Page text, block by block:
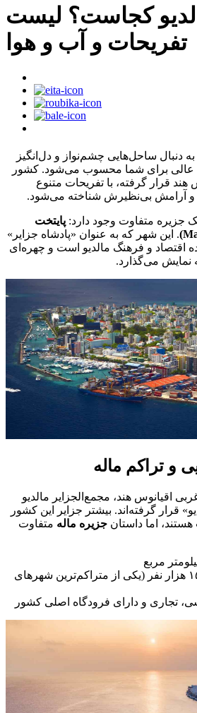
کجاست؟ لیست
تفریحات و آب و هوا
دنبال ساحل‌هایی چشم‌نواز و دل‌انگیز
عالی برای شما محسوب می‌شود. کشور
هند قرار گرفته، با تفریحات متنوع
و آرامش بی‌نظیرش شناخته می‌شود.
جزیره متفاوت وجود دارد: پایتخت
. این شهر که به عنوان «پادشاه جزایر»
اقتصاد و فرهنگ مالدیو است و چهره‌ای
نمایش می‌گذارد.
و تراکم ماله
غربی اقیانوس هند، مجمع‌الجزایر مالدیو
قرار گرفته‌اند. بیشتر جزایر این کشور
اما داستان جزیره ماله متفاوت
بیش از ۱۵۰ هزار نفر (یکی از متراکم‌ترین شهرهای
تجاری و دارای فرودگاه اصلی کشور